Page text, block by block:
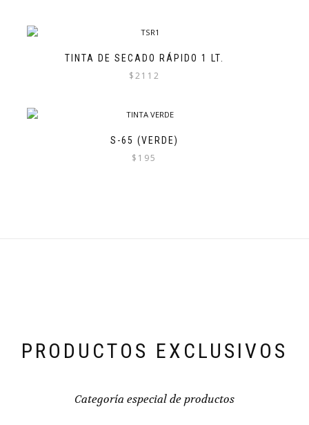
TINTA DE SECADO RÁPIDO 1 LT.
$2112
S-65 (VERDE)
$ 195
PRODUCTOS EXCLUSIVOS
Categoría especial de productos